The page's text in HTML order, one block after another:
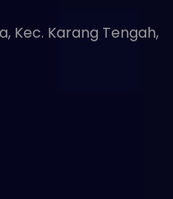
Kec. Karang Tengah,